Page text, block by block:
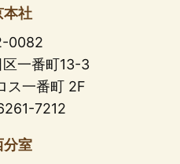
本社
0082
一番町13-3
ス一番町 2F
7212
分室